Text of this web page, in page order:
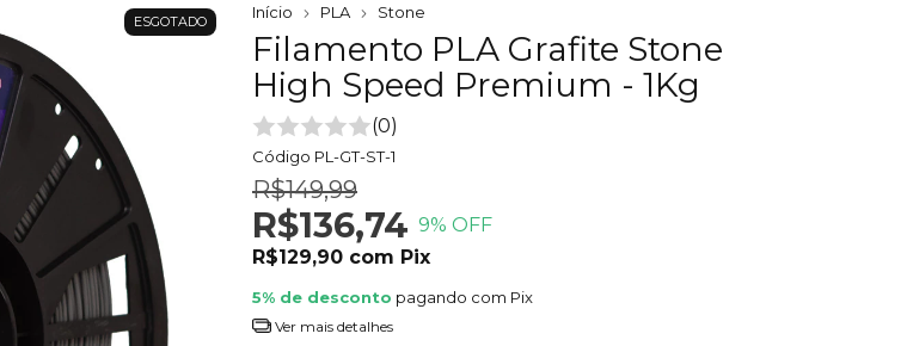
ESGOTADO Início PLA Stone
Filamento PLA Grafite Stone
High Speed Premium - 1Kg
(0)
Código PL-GT-ST-1
R$149,99
R$136,74 9% OFF
R$129,90 com Pix
5% de desconto pagando com Pix
Ver mais detalhes